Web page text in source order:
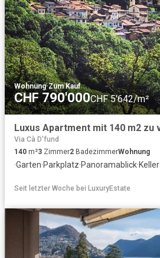
Wohnung·Zum Kauf
CHF 790'000CHF 5'642/m²
Via Cà D'fund
140 m²3 Zimmer2 BadezimmerWohnung
·Garten·Parkplatz·Panoramablick·Keller
Seit letzter Woche bei LuxuryEstate